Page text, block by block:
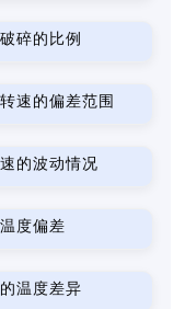
碎的比例
速的偏差范围
的波动情况
度偏差
温度差异